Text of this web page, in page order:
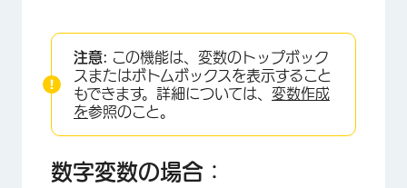
注意: この機能は、変数のトップボック
スまたはボトムボックスを表示すること
もできます。詳細については、 変数作成
を参照のこと。
数字変数の場合：